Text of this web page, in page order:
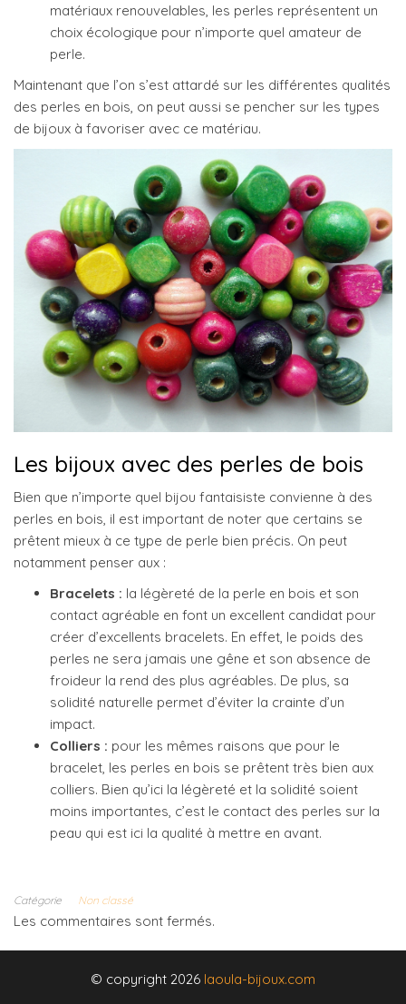
matériaux renouvelables, les perles représentent un
choix écologique pour n’importe quel amateur de
perle.
Maintenant que l’on s’est attardé sur les différentes qualités
des perles en bois, on peut aussi se pencher sur les types
de bijoux à favoriser avec ce matériau.
Les bijoux avec des perles de bois
Bien que n’importe quel bijou fantaisiste convienne à des
perles en bois, il est important de noter que certains se
prêtent mieux à ce type de perle bien précis. On peut
notamment penser aux :
Bracelets : la légèreté de la perle en bois et son
contact agréable en font un excellent candidat pour
créer d’excellents bracelets. En effet, le poids des
perles ne sera jamais une gêne et son absence de
froideur la rend des plus agréables. De plus, sa
solidité naturelle permet d’éviter la crainte d’un
impact.
Colliers : pour les mêmes raisons que pour le
bracelet, les perles en bois se prêtent très bien aux
colliers. Bien qu’ici la légèreté et la solidité soient
moins importantes, c’est le contact des perles sur la
peau qui est ici la qualité à mettre en avant.
Catégorie Non classé
Les commentaires sont fermés.
© copyright 2026 laoula-bijoux.com